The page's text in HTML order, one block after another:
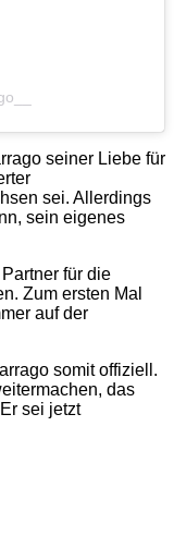
seiner Liebe für
sei. Allerdings
sein eigenes
für die
Zum ersten Mal
auf der
somit offiziell.
das
sei jetzt